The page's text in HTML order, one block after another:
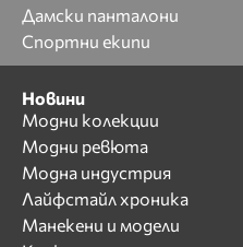
Дамски панталони
Спортни екипи
Новини
Модни колекции
Модни ревюта
Модна индустрия
Лайфстайл хроника
Манекени и модели